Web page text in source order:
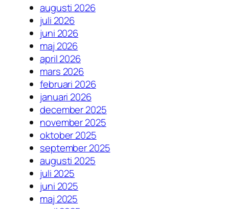
augusti 2026
juli 2026
juni 2026
maj 2026
april 2026
mars 2026
februari 2026
januari 2026
december 2025
november 2025
oktober 2025
september 2025
augusti 2025
juli 2025
juni 2025
maj 2025